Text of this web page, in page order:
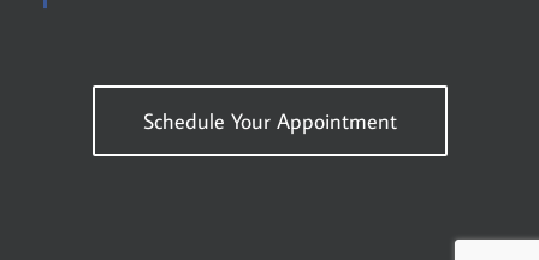
Schedule Your Appointment